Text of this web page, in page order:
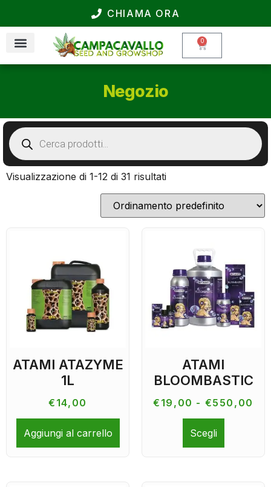
CHIAMA ORA
0
Negozio
Visualizzazione di 1-12 di 31 risultati
ATAMI ATAZYME
1L
€ 14,00
Aggiungi al carrello
ATAMI
BLOOMBASTIC
€ 19,00 - €550,00
Scegli